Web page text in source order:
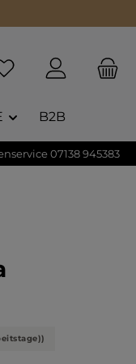
B2B
07138 945383